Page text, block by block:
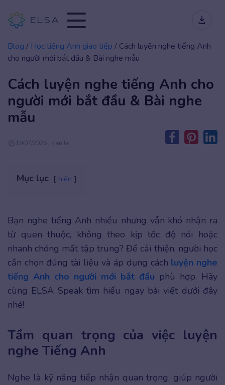
Blog / Học tiếng Anh giao tiếp / Cách luyện nghe tiếng Anh
cho người mới bắt đầu & Bài nghe mẫu
Cách luyện nghe tiếng Anh cho
người mới bắt đầu & Bài nghe
mẫu
19/07/2026 | kien.le
Mục lục hiện
Bạn nghe tiếng Anh nhiều nhưng vẫn khó nhận ra
từ quen thuộc, không theo kịp tốc độ nói hoặc
nhanh chóng mất tập trung? Để cải thiện, người học
cần chọn đúng tài liệu và áp dụng cách luyện nghe
tiếng Anh cho người mới bắt đầu phù hợp. Hãy
cùng ELSA Speak tìm hiểu ngay bài viết dưới đây
nhé!
Tầm quan trọng của việc luyện
nghe Tiếng Anh
Nghe là kỹ năng tiếp nhận quan trọng, giúp người